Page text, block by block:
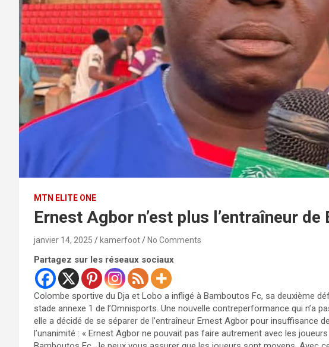
MTN ELITE ONE
Ernest Agbor n’est plus l’entraîneur
janvier 14, 2025 kamerfoot No Comments
Partagez sur les réseaux sociaux
Colombe sportive du Dja et Lobo a infligé à Bamboutos Fc, sa deuxième
stade annexe 1 de l’Omnisports. Une nouvelle contreperformance qui n’a
elle a décidé de se séparer de l’entraîneur Ernest Agbor pour insuffisance
l’unanimité : « Ernest Agbor ne pouvait pas faire autrement avec les